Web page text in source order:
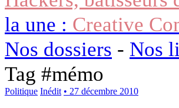
la une : Creative
Nos dossiers - Nos
Tag #mémo
Politique Inédit • 27 décembre 2010